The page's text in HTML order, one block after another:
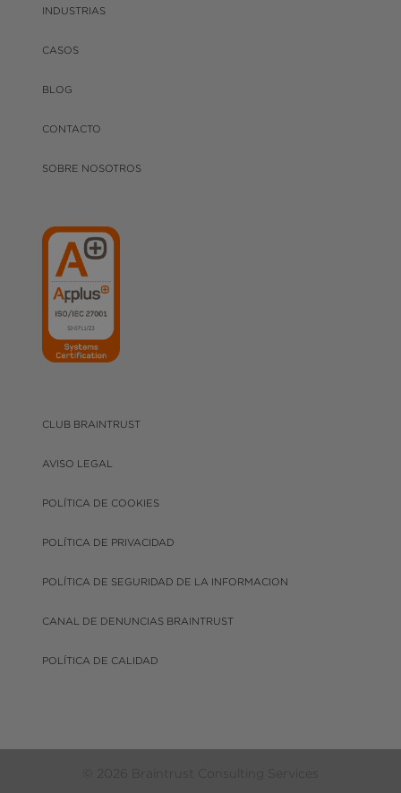
INDUSTRIAS
CASOS
BLOG
CONTACTO
SOBRE NOSOTROS
CLUB BRAINTRUST
AVISO LEGAL
POLÍTICA DE COOKIES
POLÍTICA DE PRIVACIDAD
POLÍTICA DE SEGURIDAD DE LA INFORMACION
CANAL DE DENUNCIAS BRAINTRUST
POLÍTICA DE CALIDAD
© 2026 Braintrust Consulting Services